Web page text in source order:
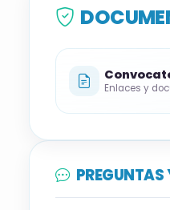
Resumen
Enlaces y
PREGUNTAS